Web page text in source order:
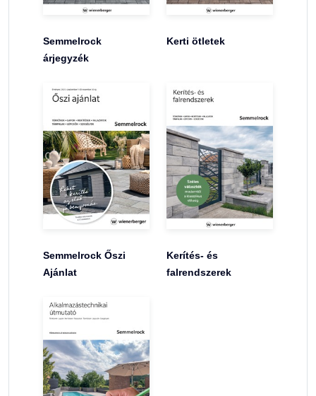
Semmelrock
árjegyzék
Kerti ötletek
Semmelrock Őszi
Ajánlat
Kerítés- és
falrendszerek